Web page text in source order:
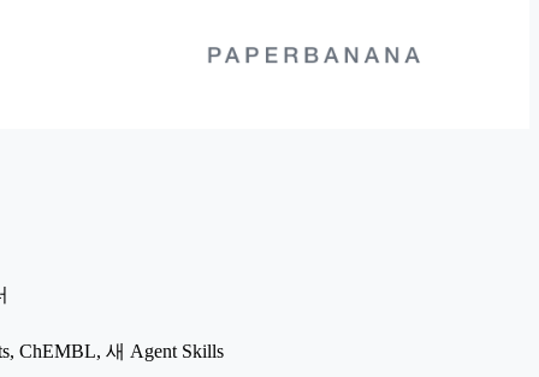
ChEMBL, 새 Agent Skills